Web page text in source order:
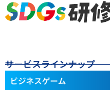
サービスラインナップ
ビジネスゲーム